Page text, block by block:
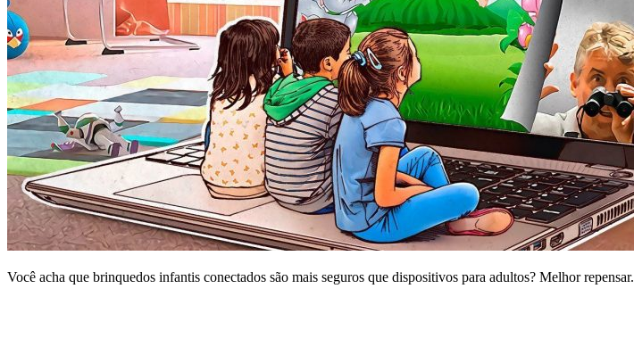
Você acha que brinquedos infantis conectados são mais seguros que dispositivos para adultos? Melhor repensar.